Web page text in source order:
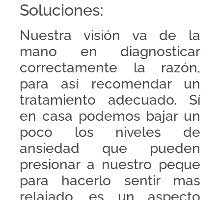
Soluciones:
Nuestra visión va de la
mano en diagnosticar
correctamente la razón,
para así recomendar un
tratamiento adecuado. Sí
en casa podemos bajar un
poco los niveles de
ansiedad que pueden
presionar a nuestro peque
para hacerlo sentir mas
relajado, es un aspecto